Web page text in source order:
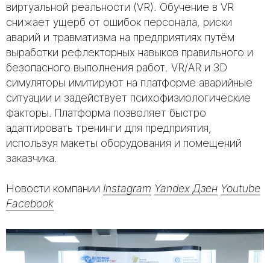
виртуальной реальности (VR). Обучение в VR
снижает ущерб от ошибок персонала, риски
аварий и травматизма на предприятиях путём
выработки рефлекторных навыков правильного и
безопасного выполнения работ. VR/AR и 3D
симуляторы имитируют на платформе аварийные
ситуации и задействует психофизиологические
факторы. Платформа позволяет быстро
адаптировать тренинги для предприятия,
используя макеты оборудования и помещений
заказчика.
Новости компании Instagram Yandex Дзен Youtube
Facebook